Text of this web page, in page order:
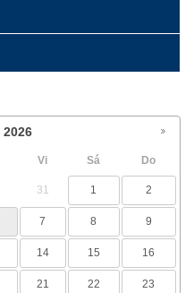
2026
Vi Sá Do
31 1 2
7 8 9
14 15 16
21 22 23